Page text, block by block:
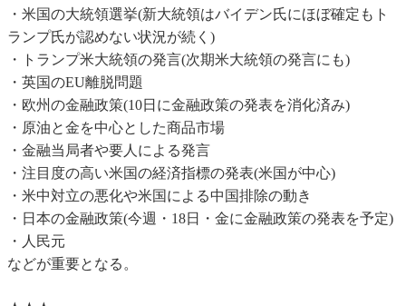
・米国の大統領選挙(新大統領はバイデン氏にほぼ確定もト
ランプ氏が認めない状況が続く)
・トランプ米大統領の発言(次期米大統領の発言にも)
・英国のEU離脱問題
・欧州の金融政策(10日に金融政策の発表を消化済み)
・原油と金を中心とした商品市場
・金融当局者や要人による発言
・注目度の高い米国の経済指標の発表(米国が中心)
・米中対立の悪化や米国による中国排除の動き
・日本の金融政策(今週・18日・金に金融政策の発表を予定)
・人民元
などが重要となる。